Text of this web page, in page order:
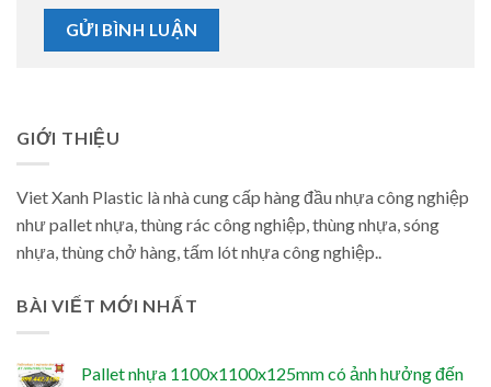
GIỚI THIỆU
Viet Xanh Plastic là nhà cung cấp hàng đầu nhựa công nghiệp
như pallet nhựa, thùng rác công nghiệp, thùng nhựa, sóng
nhựa, thùng chở hàng, tấm lót nhựa công nghiệp..
BÀI VIẾT MỚI NHẤT
Pallet nhựa 1100x1100x125mm có ảnh hưởng đến